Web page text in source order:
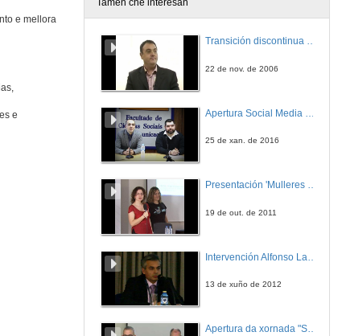
e mellora
e
Reel 3 - Escola de Enxeñaría Aeronáutica e do Espazo
17 de out. de 2024
Tamén che interesan
Transición discontinua de partículas de microgel termosensible
22 de nov. de 2006
25 de xan. de 2016
Presentación 'Mulleres no software libre'
19 de out. de 2011
13 de xuño de 2012
Apertura da xornada "Smart-Energy, Smart-City"